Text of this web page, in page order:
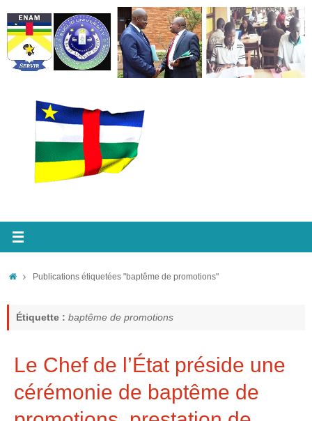
au
contenu
AccueilPublications étiquetées "baptême de promotions"
Étiquette : baptême de promotions
Le Chef de l’État préside une
cérémonie de baptême de